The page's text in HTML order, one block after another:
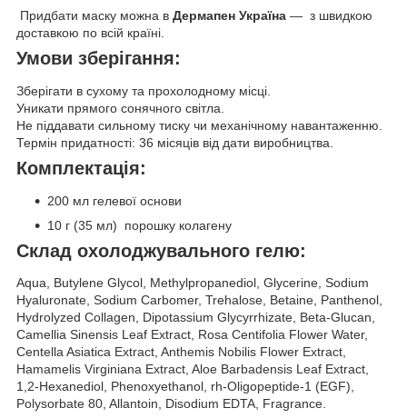
Придбати маску можна в Дермапен Україна — з швидкою
доставкою по всій країні.
Умови зберігання:
Зберігати в сухому та прохолодному місці.
Уникати прямого сонячного світла.
Не піддавати сильному тиску чи механічному навантаженню.
Термін придатності: 36 місяців від дати виробництва.
Комплектація:
200 мл гелевої основи
10 г (35 мл) порошку колагену
Склад охолоджувального гелю:
Aqua, Butylene Glycol, Methylpropanediol, Glycerine, Sodium
Hyaluronate, Sodium Carbomer, Trehalose, Betaine, Panthenol,
Hydrolyzed Collagen, Dipotassium Glycyrrhizate, Beta-Glucan,
Camellia Sinensis Leaf Extract, Rosa Centifolia Flower Water,
Centella Asiatica Extract, Anthemis Nobilis Flower Extract,
Hamamelis Virginiana Extract, Aloe Barbadensis Leaf Extract,
1,2-Hexanediol, Phenoxyethanol, rh-Oligopeptide-1 (EGF),
Polysorbate 80, Allantoin, Disodium EDTA, Fragrance.